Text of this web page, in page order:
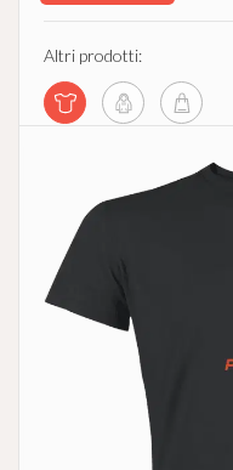
Altri prodotti: